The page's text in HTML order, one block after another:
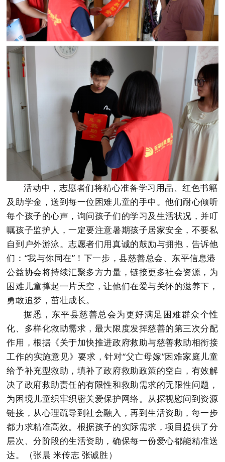
活动中，志愿者们将精心准备学习用品、红色书籍
及助学金，送到每一位困难儿童的手中。他们耐心倾听
每个孩子的心声，询问孩子们的学习及生活状况，并叮
嘱孩子监护人，一定要注意暑期孩子居家安全，不要私
自到户外游泳。志愿者们用真诚的鼓励与拥抱，告诉他
们：“我与你同在”！下一步，县慈善总会、东平信息港
公益协会将持续汇聚多方力量，链接更多社会资源，为
困难儿童撑起一片天空，让他们在爱与关怀的滋养下，
勇敢追梦，茁壮成长。
据悉，东平县慈善总会为更好满足困难群众个性
化、多样化救助需求，最大限度发挥慈善的第三次分配
作用，根据《关于加快推进政府救助与慈善救助相衔接
工作的实施意见》要求，针对“父亡母嫁”困难家庭儿童
给予补充型救助，填补了政府救助政策的空白，有效解
决了政府救助责任的有限性和救助需求的无限性问题，
为困境儿童织牢织密关爱保护网络。从探视慰问到资源
链接，从心理疏导到社会融入，再到生活资助，每一步
都力求精准高效。根据孩子的实际需求，项目提供了分
层次、分阶段的生活资助，确保每一份爱心都能精准送
达。（张晨 米传志 张诚胜）